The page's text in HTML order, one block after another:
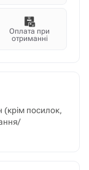
Оплата при
отриманні
(крім посилок,